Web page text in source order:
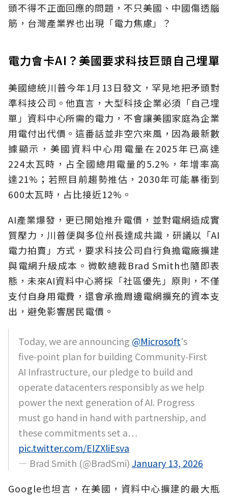
頭不得不正面回應的問題，不只美國、中國傷透腦
筋，台灣產業界也出現「電力焦慮」？
電力會卡AI？美國要求科技巨頭自己埋單
美國總統川普今年1月13日發文，罕見地把矛頭對
準科技公司。他直言，大型科技企業必須「自己埋
單」資料中心所需的電力，不會讓美國家庭為企業
用電付出代價。這番話並非空穴來風，因為最新數
據顯示，美國資料中心用電量在2025年已高達
224太瓦時，占全國總用電量的5.2%，年增率高
達21%；若照目前趨勢推估，2030年可能暴衝到
600太瓦時，占比接近12%。
AI產業爆發，更已開始推升電價，並對電網造成實
質壓力，川普便與多位州長達成共識，研議以「AI
電力拍賣」方式，要求科技公司自行負擔電廠擴建
與電網升級成本。微軟總裁Brad Smith也隨即表
態，未來AI資料中心將採「社區優先」原則，不僅
支付自身用電費，還會承擔周邊電網擴充的資本支
出，避免影響居民電價。
Today, we are announcing @Microsoft's
five‑point plan for building Community‑First
AI Infrastructure, our pledge to build and
operate datacenters responsibly as we help
power the next generation of AI. Progress
must go hand in hand with partnership, and
these commitments set a…
pic.twitter.com/EIZXliEsva
— Brad Smith (@BradSmi)January 13, 2026
Google也坦言，在美國，資料中心擴建的最大瓶